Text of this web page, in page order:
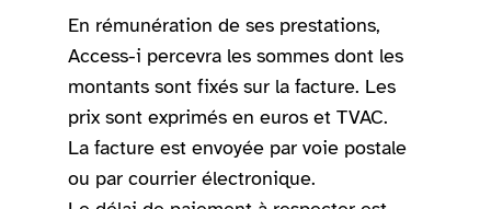
En rémunération de ses prestations,
Access-i percevra les sommes dont les
montants sont fixés sur la facture. Les
prix sont exprimés en euros et TVAC.
La facture est envoyée par voie postale
ou par courrier électronique.